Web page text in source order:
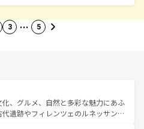
3 … 5
、グルメ、自然と多彩な魅力にあふ
代遺跡やフィレンツェのルネッサンス